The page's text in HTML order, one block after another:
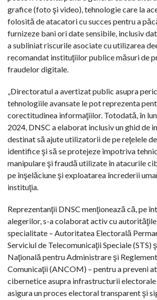
grafice (foto şi video), tehnologie care la
folosită de atacatori cu succes pentru a
furnizeze bani ori date sensibile, inclusiv
a subliniat riscurile asociate cu utilizarea
recomandat instituţiilor publice măsuri de
fraudelor digitale.
„Directoratul a avertizat public asupra
tehnologiile avansate le pot reprezenta
corectitudinea informaţiilor. Totodată, în
2024, DNSC a elaborat inclusiv un ghid de
destinat să ajute utilizatorii de pe reţelele
identifice şi să se protejeze împotriva
manipulare şi fraudă utilizate în atacurile
pe înşelăciune şi exploatarea încrederii
instituţia.
Reprezentanţii DNSC menţionează că, pe
alegerilor, s-a colaborat activ cu autorităţile
specialitate – Autoritatea Electorală
Serviciul de Telecomunicaţii Speciale (STS)
Naţională pentru Administrare şi
Comunicaţii (ANCOM) – pentru a preveni
cibernetice asupra infrastructurii electorale
asigura un proces electoral transparent şi